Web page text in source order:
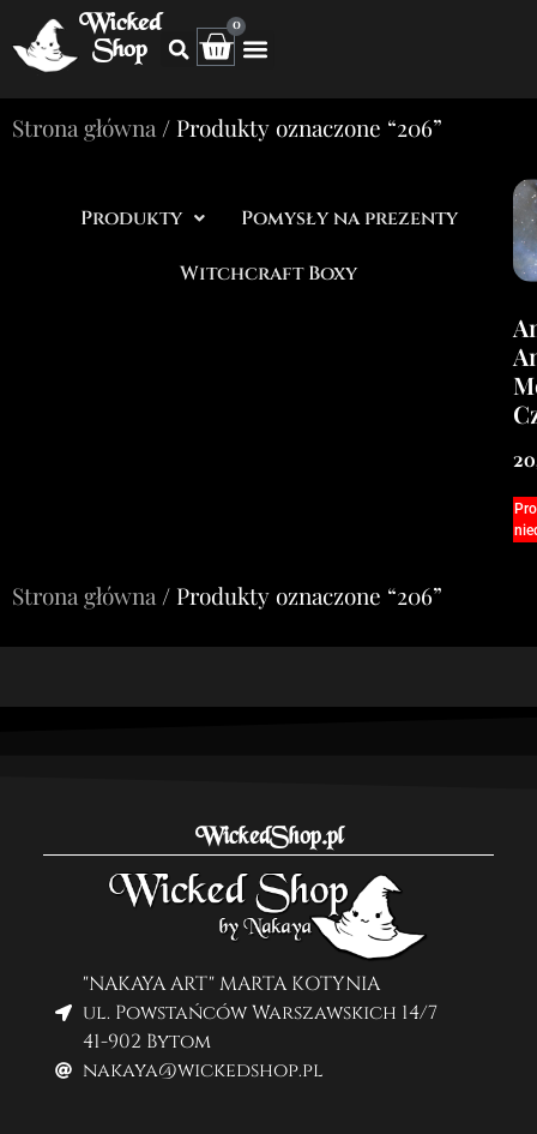
Wicked
Shop
0
Strona główna / Produkty oznaczone “206”
Produkty Pomysły na prezenty
Witchcraft Boxy
Strona główna / Produkty oznaczone “206”
WickedShop.pl
"NAKAYA ART" MARTA KOTYNIA
ul. Powstańców Warszawskich 14/7
41-902 Bytom
nakaya@wickedshop.pl